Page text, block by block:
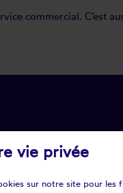
commercial. C’est
vie privée
sur notre site pour les